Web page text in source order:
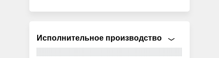
Исполнительное производство